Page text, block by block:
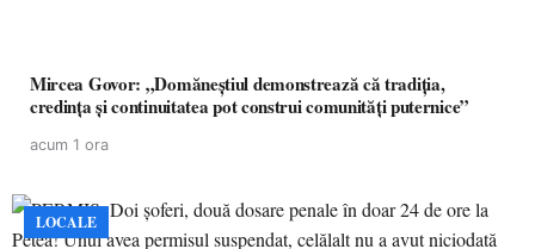
Mircea Govor: „Domăneștiul demonstrează că tradiția,
credința și continuitatea pot construi comunități puternice”
acum 1 ora
LOCALE